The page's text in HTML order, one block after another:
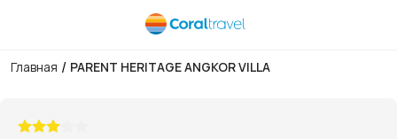
Главная / PARENT HERITAGE ANGKOR VILLA